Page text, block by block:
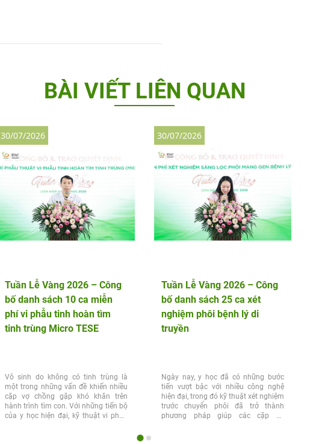
BÀI VIẾT LIÊN QUAN
Tuần Lễ Vàng 2026 – Công
bố danh sách 10 ca miễn
phí vi phẫu tinh hoàn tìm
tinh trùng Micro TESE
Vô sinh do không có tinh trùng là
một trong những vấn đề khiến nhiều
cặp vợ chồng gặp khó khăn trên
hành trình tìm con. Với những tiến bộ
của y học hiện đại, kỹ thuật vi phẫu
30/07/2026
Tuần Lễ Vàng 2026 – Công
bố danh sách 25 ca xét
nghiệm phôi bệnh lý di
truyền
Ngày nay, y học đã có những bước
tiến vượt bậc với nhiều công nghệ
hiện đại, trong đó kỹ thuật xét nghiệm
trước chuyển phôi đã trở thành
phương pháp giúp các cặp vợ
30/07/2026